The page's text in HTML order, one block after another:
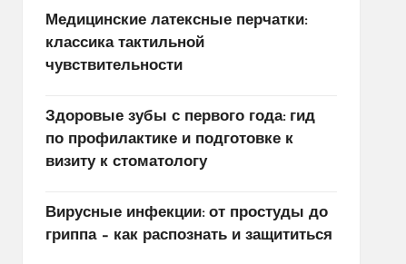
Медицинские латексные перчатки:
классика тактильной
чувствительности
Здоровые зубы с первого года: гид
по профилактике и подготовке к
визиту к стоматологу
Вирусные инфекции: от простуды до
гриппа – как распознать и защититься